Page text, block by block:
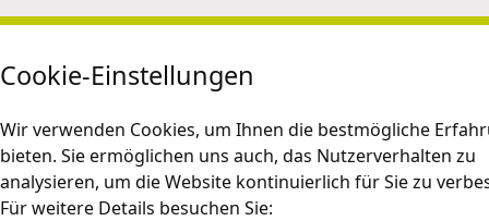
Cookie-Einstellungen
Wir verwenden Cookies, um Ihnen die bestmögliche
bieten. Sie ermöglichen uns auch, das Nutzerverhalten zu
analysieren, um die Website kontinuierlich für Sie zu
Für weitere Details besuchen Sie: